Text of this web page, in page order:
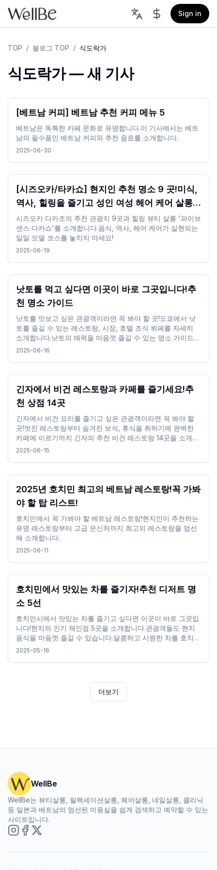
Sign in
TOP / 블로그 TOP / 식도락가
식도락가 — 새 기사
[베트남 커피] 베트남 추천 커피 메뉴 5
베트남은 독특한 카페 문화로 유명합니다.이 기사에서는 베트
남의 필수품인 베트남 커피와 추천 음료를 소개합니다.
2025-06-30
[시즈오카/타카쇼] 현지인 추천 명소 9 곳!미식,
역사, 힐링을 즐기고 성인 여성 헤어 케어 살롱
에서 '오감 다카조' 체험을 소개합니다.
시즈오카 다카조의 추천 관광지 9곳과 힐링 뷰티 살롱 '파이브
센스 다카쇼'를 소개합니다.음식, 역사, 헤어 케어가 실현되는
일일 모델 코스를 놓치지 마세요!
2025-06-19
낫토를 먹고 싶다면 이곳이 바로 그곳입니다!추
천 명소 가이드
낫토를 맛보고 싶은 관광객이라면 꼭 봐야 할 곳!도쿄에서 낫
토를 즐길 수 있는 레스토랑, 시장, 호텔 조식 뷔페를 자세히
소개합니다.낫토의 매력을 마음껏 즐길 수 있는 명소 가이드입
니다.낫토의 독특한 맛과 질감을 경험하면서 전통적인 일본 음
2025-06-16
긴자에서 비건 레스토랑과 카페를 즐기세요!추
천 상점 14곳
긴자에서 비건 요리를 즐기고 싶은 관광객이라면 꼭 봐야 할
곳!멋진 레스토랑부터 숨겨진 보석, 휴식을 취하기에 완벽한
카페에 이르기까지 긴자의 추천 비건 레스토랑 14곳을 소개합
니다.긴자에서 비건 요리를 즐기고 멋진 추억을 만드세요.
2025-06-15
2025년 호치민 최고의 베트남 레스토랑!꼭 가봐
야 할 탑 리스트!
호치민에서 꼭 가봐야 할 베트남 레스토랑!현지인이 추천하는
유명 레스토랑부터 고급 은신처까지 최고의 레스토랑을 엄선
해 소개합니다.
2025-06-11
호치민에서 맛있는 차를 즐기자!추천 디저트 명
소 5선
호치민시에서 맛있는 차를 즐기고 싶다면 이곳이 바로 그곳입
니다!현지의 인기 체인점 5곳을 소개합니다.관광객들도 현지
음식을 마음껏 즐길 수 있습니다.달콤하고 시원한 차를 호치민
시의 관광지와 함께 마셔보세요.
2025-05-16
더보기
WellBe
WellBe는 뷰티살롱, 릴렉세이션살롱, 헤어살롱, 네일살롱, 클리닉
등 일본과 베트남의 엄선된 미용실을 쉽게 검색하고 예약할 수 있는
사이트입니다.